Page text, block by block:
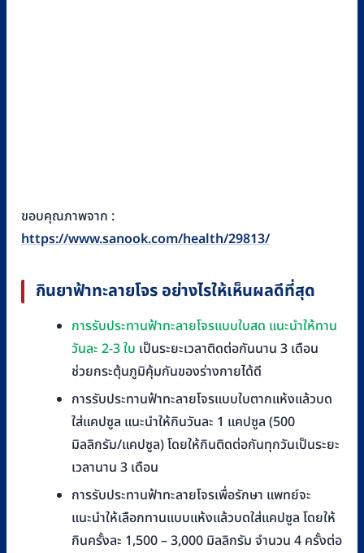
ขอบคุณภาพจาก :
https://www.sanook.com/health/29813/
กินยาฟ้าทะลายโจร อย่างไรให้เห็นผลดีที่สุด
การรับประทานฟ้าทะลายโจรแบบใบสด แนะนำให้ทาน
วันละ 2-3 ใบ เป็นระยะเวลาติดต่อกันนาน 3 เดือน
ช่วยกระตุ้นภูมิคุ้มกันของร่างกายได้ดี
การรับประทานฟ้าทะลายโจรแบบใบตากแห้งแล้วบด
ใส่แคปซูล แนะนำให้กินวันละ 1 แคปซูล (500
มิลลิกรัม/แคปซูล) โดยให้กินติดต่อกันทุกวันเป็นระยะ
เวลานาน 3 เดือน
การรับประทานฟ้าทะลายโจรเพื่อรักษา แพทย์จะ
แนะนำให้เลือกทานแบบแห้งแล้วบดใส่แคปซูล โดยให้
กินครั้งละ 1,500 – 3,000 มิลลิกรัม จำนวน 4 ครั้งต่อ